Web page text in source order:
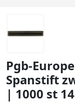
Pgb-Europe
Spanstift
| 1000 st